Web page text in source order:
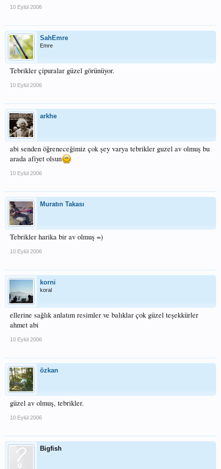
10 Eylül 2006
SahEmre
Emre
Tebrikler çipuralar güzel görünüyor.
10 Eylül 2006
arkhe
abi senden öğreneceğimiz çok şey varya tebrikler guzel av olmuş bu
arada afiyet olsun
10 Eylül 2006
Muratın Takası
Tebrikler harika bir av olmuş =)
10 Eylül 2006
korni
koral
ellerine sağlık anlatım resimler ve balıklar çok güzel teşekkürler
ahmet abi
10 Eylül 2006
özkan
güzel av olmuş, tebrikler.
10 Eylül 2006
Bigfish